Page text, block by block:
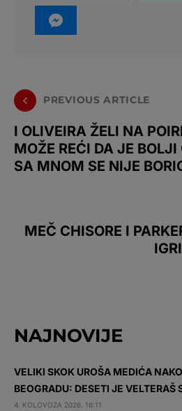
PREVIOUS ARTICLE
I OLIVEIRA ŽELI NA
MOŽE REĆI DA JE
SA MNOM SE NIJE
MEČ CHISORE I
NAJNOVIJE
VELIKI SKOK UROŠA MEDIĆA
BEOGRADU: DESETI JE VELTERAŠ
4. KOLOVOZA 2026. 16:11